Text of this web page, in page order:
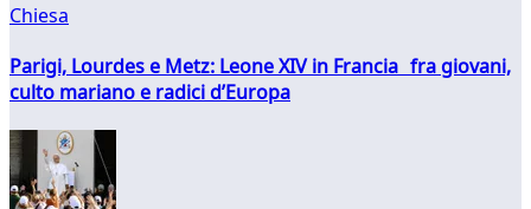
Chiesa
Parigi, Lourdes e Metz: Leone XIV in Francia fra giovani,
culto mariano e radici d’Europa